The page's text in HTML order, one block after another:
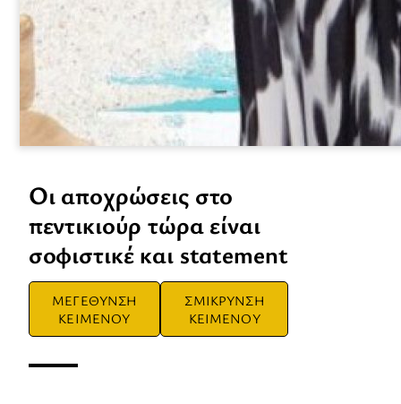
Οι αποχρώσεις στο
πεντικιούρ τώρα είναι
σοφιστικέ και statement
ΜΕΓΕΘΥΝΣΗ
ΚΕΙΜΕΝΟΥ
ΣΜΙΚΡΥΝΣΗ
ΚΕΙΜΕΝΟΥ